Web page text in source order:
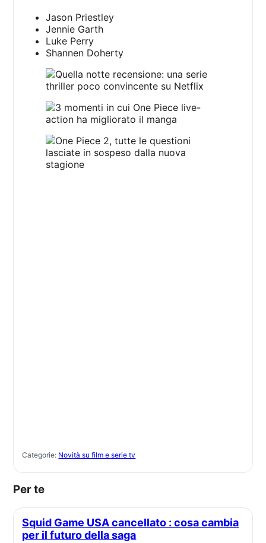
Jason Priestley
Jennie Garth
Luke Perry
Shannen Doherty
Categorie: Novità su film e serie tv
Per te
Squid Game USA cancellato : cosa cambia
per il futuro della saga